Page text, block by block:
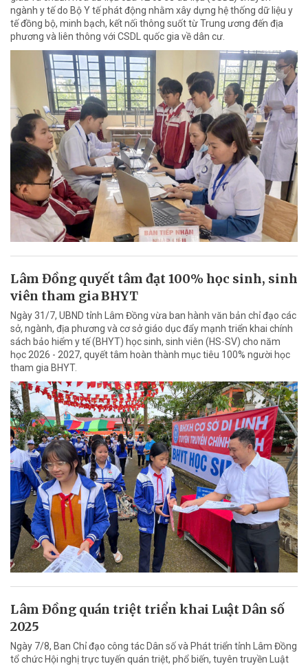
ngành y tế do Bộ Y tế phát động nhằm xây dựng hệ thống dữ liệu y
tế đồng bộ, minh bạch, kết nối thông suốt từ Trung ương đến địa
phương và liên thông với CSDL quốc gia về dân cư.
Lâm Đồng quyết tâm đạt 100% học sinh, sinh
viên tham gia BHYT
Ngày 31/7, UBND tỉnh Lâm Đồng vừa ban hành văn bản chỉ đạo các
sở, ngành, địa phương và cơ sở giáo dục đẩy mạnh triển khai chính
sách bảo hiểm y tế (BHYT) học sinh, sinh viên (HS-SV) cho năm
học 2026 - 2027, quyết tâm hoàn thành mục tiêu 100% người học
tham gia BHYT.
Lâm Đồng quán triệt triển khai Luật Dân số
2025
Ngày 7/8, Ban Chỉ đạo công tác Dân số và Phát triển tỉnh Lâm Đồng
tổ chức Hội nghị trực tuyến quán triệt, phổ biến, tuyên truyền Luật